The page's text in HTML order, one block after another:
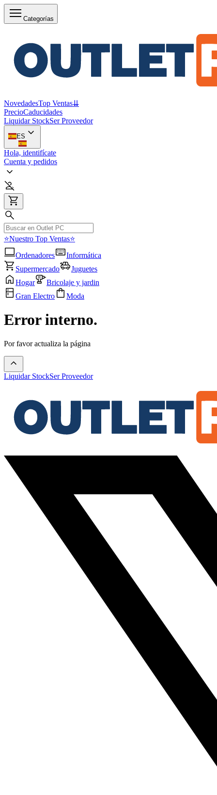
Categorías
NovedadesTop Ventas⇊
PrecioCaducidades
Liquidar StockSer Proveedor
ES
Hola, identifícate
Cuenta y pedidos
⭐Nuestro Top Ventas⭐
Ordenadores
Informática
Supermercado
Juguetes
Hogar
Bricolaje y jardin
Gran Electro
Moda
Error interno.
Por favor actualiza la página
Liquidar StockSer Proveedor